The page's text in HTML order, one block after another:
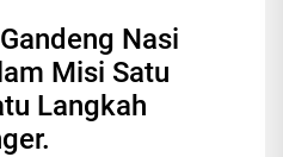
Nasi
Misi Satu
Langkah